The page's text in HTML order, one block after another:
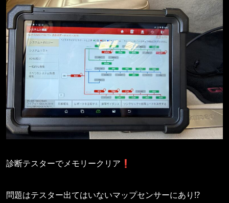
診断テスターでメモリークリア❗️
問題はテスター出てはいないマップセンサーにあり⁉️